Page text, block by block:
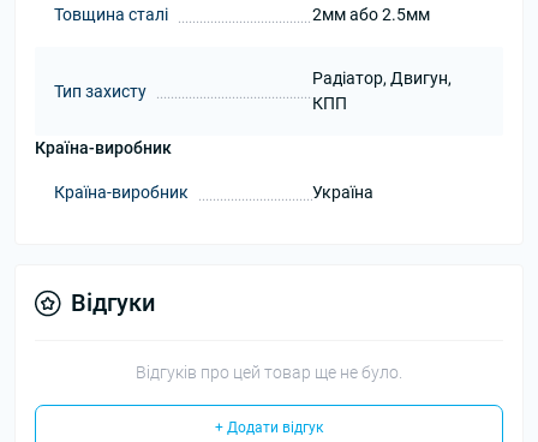
Товщина сталі 2мм або 2.5мм
Тип захисту
Радіатор, Двигун,
КПП
Країна-виробник
Країна-виробник Україна
Відгуки
Відгуків про цей товар ще не було.
+ Додати відгук